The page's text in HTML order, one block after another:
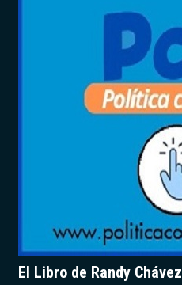
El Libro de Randy Chávez